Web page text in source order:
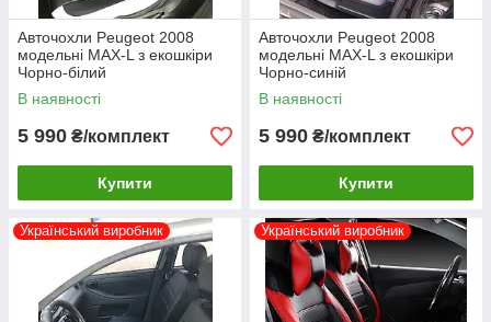
Авточохли Peugeot 2008
модельні MAX-L з екошкіри
Чорно-білий
В наявності
5 990 ₴/комплект
Купити
Авточохли Peugeot 2008
модельні MAX-L з екошкіри
Чорно-синій
В наявності
5 990 ₴/комплект
Купити
Український виробник Український виробник